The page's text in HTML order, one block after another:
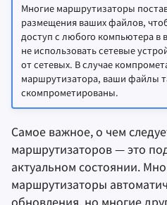
Многие маршрутизаторы
размещения ваших файлов,
доступ с любого компьютера
не использовать сетевые
от сетевых. В случае
маршрутизатора, ваши файлы
скомпрометированы.
Самое важное, о чем
маршрутизаторов — это
актуальном состоянии.
маршрутизаторы
обновления, но многие